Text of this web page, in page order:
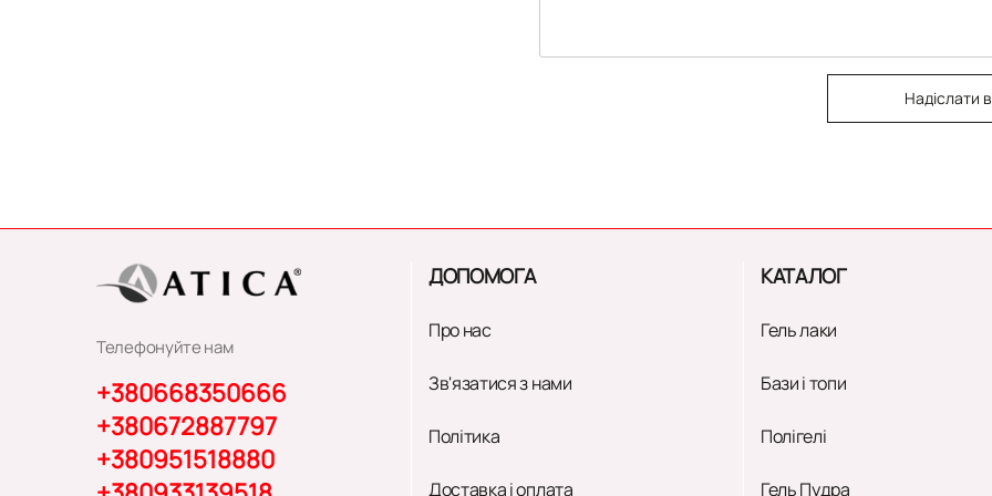
Надіслати
Телефонуйте нам
+380668350666
+380672887797
+380951518880
ДОПОМОГА
Про нас
Зв'язатися з нами
Політика
Доставка і оплата
КАТАЛОГ
Гель лаки
Бази і топи
Полігелі
Гель Пудра